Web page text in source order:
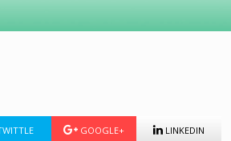
GOOGLE+ LINKEDIN